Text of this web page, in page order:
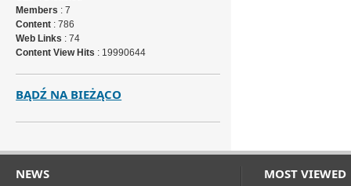
Members : 7
Content : 786
Web Links : 74
Content View Hits : 19990644
BĄDŹ NA BIEŻĄCO
NEWS MOST VIEWED